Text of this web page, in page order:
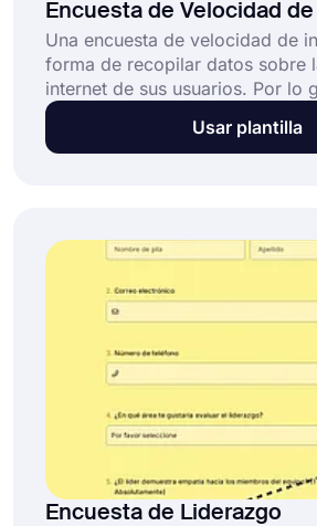
Encuesta de Velocidad
Una encuesta de velocidad de
forma de recopilar datos sobre
internet de sus usuarios. Por lo
preguntando a los usuarios
de internet y cómo la perciben.
Usar plantilla
Encuesta de Liderazgo